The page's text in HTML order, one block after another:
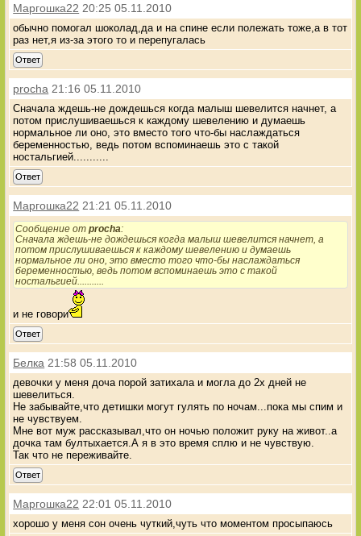
Маргошка22 20:25 05.11.2010
обычно помогал шоколад,да и на спине если полежать тоже,а в тот
раз нет,я из-за этого то и перепугалась
Ответ
procha 21:16 05.11.2010
Сначала ждешь-не дождешься когда малыш шевелится начнет, а
потом прислушиваешься к каждому шевелению и думаешь
нормальное ли оно, это вместо того что-бы наслаждаться
беременностью, ведь потом вспоминаешь это с такой
ностальгией...........
Ответ
Маргошка22 21:21 05.11.2010
Сообщение отprocha:
Сначала ждешь-не дождешься когда малыш шевелится начнет, а
потом прислушиваешься к каждому шевелению и думаешь
нормальное ли оно, это вместо того что-бы наслаждаться
беременностью, ведь потом вспоминаешь это с такой
ностальгией...........
и не говори
Ответ
Белка 21:58 05.11.2010
девочки у меня доча порой затихала и могла до 2х дней не
шевелиться.
Не забывайте,что детишки могут гулять по ночам...пока мы спим и
не чувствуем.
Мне вот муж рассказывал,что он ночью положит руку на живот..а
дочка там бултыхается.А я в это время сплю и не чувствую.
Так что не переживайте.
Ответ
Маргошка22 22:01 05.11.2010
хорошо у меня сон очень чуткий,чуть что моментом просыпаюсь